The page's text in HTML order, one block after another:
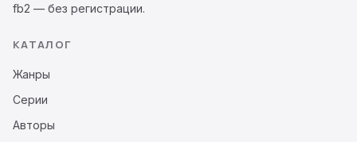
fb2 — без регистрации.
КАТАЛОГ
Жанры
Серии
Авторы